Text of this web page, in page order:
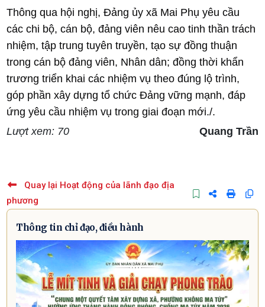
Thông qua hội nghị, Đảng ủy xã Mai Phụ yêu cầu
các chi bộ, cán bộ, đảng viên nêu cao tinh thần trách
nhiệm, tập trung tuyên truyền, tạo sự đồng thuận
trong cán bộ đảng viên, Nhân dân; đồng thời khẩn
trương triển khai các nhiệm vụ theo đúng lộ trình,
góp phần xây dựng tổ chức Đảng vững mạnh, đáp
ứng yêu cầu nhiệm vụ trong giai đoạn mới./.
Lượt xem: 70
Quang Trần
Quay lại Hoạt động của lãnh đạo địa
phương
Thông tin chỉ đạo, điều hành